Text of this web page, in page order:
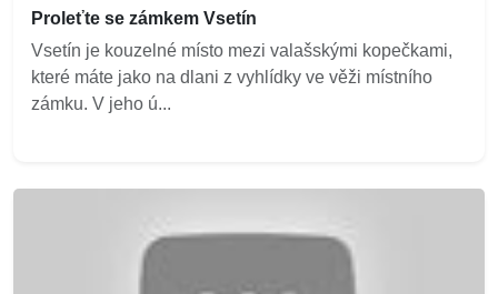
Proleťte se zámkem Vsetín
Vsetín je kouzelné místo mezi valašskými kopečkami,
které máte jako na dlani z vyhlídky ve věži místního
zámku. V jeho ú...